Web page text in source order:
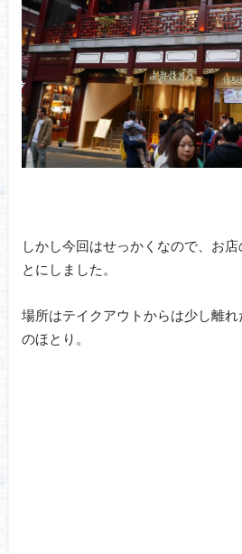
しかし今回はせっかくなので、お
とにしました。
場所はテイクアウトからは少し離
のほとり。